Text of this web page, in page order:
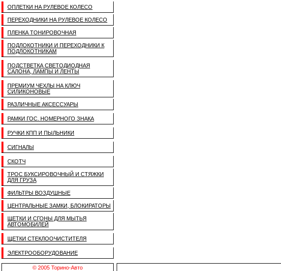
ОПЛЕТКИ НА РУЛЕВОЕ КОЛЕСО
ПЕРЕХОДНИКИ НА РУЛЕВОЕ КОЛЕСО
ПЛЕНКА ТОНИРОВОЧНАЯ
ПОДЛОКОТНИКИ И ПЕРЕХОДНИКИ К
ПОДЛОКОТНИКАМ
ПОДСТВЕТКА СВЕТОДИОДНАЯ
САЛОНА, ЛАМПЫ И ЛЕНТЫ
ПРЕМИУМ ЧЕХЛЫ НА КЛЮЧ
СИЛИКОНОВЫЕ
РАЗЛИЧНЫЕ АКСЕССУАРЫ
РАМКИ ГОС. НОМЕРНОГО ЗНАКА
РУЧКИ КПП И ПЫЛЬНИКИ
СИГНАЛЫ
СКОТЧ
ТРОС БУКСИРОВОЧНЫЙ И СТЯЖКИ
ДЛЯ ГРУЗА
ФИЛЬТРЫ ВОЗДУШНЫЕ
ЦЕНТРАЛЬНЫЕ ЗАМКИ, БЛОКИРАТОРЫ
ЩЕТКИ И СГОНЫ ДЛЯ МЫТЬЯ
АВТОМОБИЛЕЙ
ЩЕТКИ СТЕКЛООЧИСТИТЕЛЯ
ЭЛЕКТРООБОРУДОВАНИЕ
© 2005 Торино-Авто